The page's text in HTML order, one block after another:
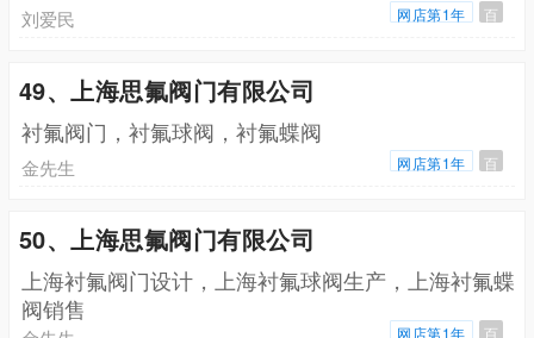
刘爱民 网店第1年 百
49、上海思氟阀门有限公司
衬氟阀门，衬氟球阀，衬氟蝶阀
金先生 网店第1年 百
50、上海思氟阀门有限公司
上海衬氟阀门设计，上海衬氟球阀生产，上海衬氟蝶
阀销售
网店第1年 百